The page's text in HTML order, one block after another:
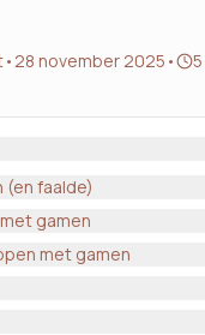
•28 november 2025 •
faalde)
gamen
met gamen